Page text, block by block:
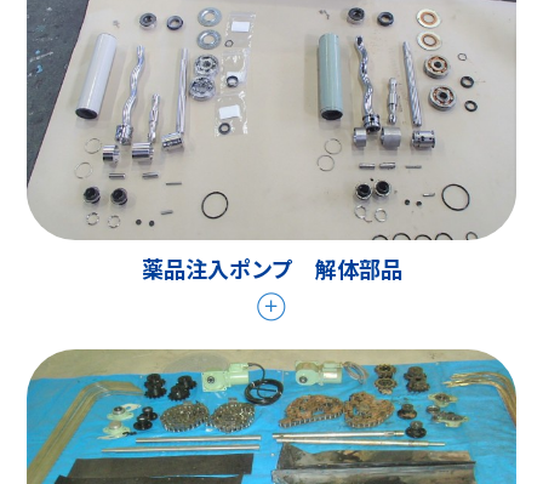
薬品注入ポンプ 解体部品